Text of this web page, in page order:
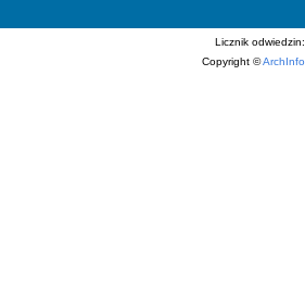
Licznik odwiedzin:
Copyright ©ArchInfo